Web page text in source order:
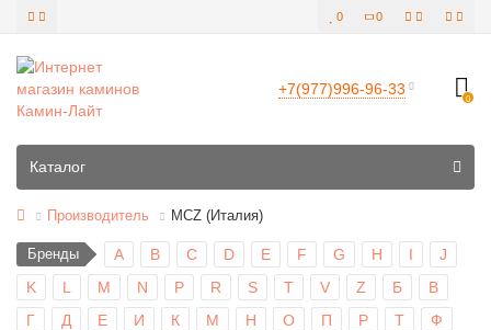
0
0
+7(977)996-96-33
0
Каталог
Производитель MCZ (Италия)
Бренды A B C D E F G H I
J
K
L M N P R S T V Z Б
В
Г
Д Е И К М Н О П Р Т
Ф